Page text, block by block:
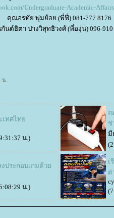
Undergraduate-Academic-
คุณอรทัย พุ่มย้อย (พี่ฟี่) 081-777 8176
นต์ธิตา ปางวิสุทธิวงศ์ (พี่องุ่น) 096-910
น.
เทศไท
น.)
ถ
ช่
งประกอบเกมด้ว
น.)
เ
ต่